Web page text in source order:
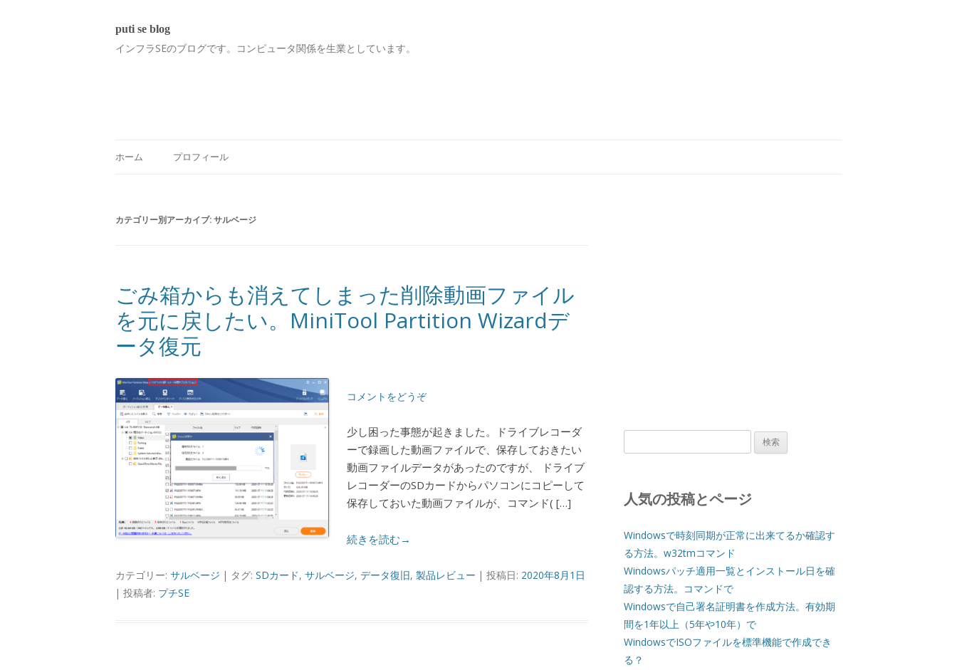
puti se blog
インフラSEのブログです。コンピュータ関係を生業としています。
ホーム プロフィール
カテゴリー別アーカイブ: サルベージ
ごみ箱からも消えてしまった削除動画ファイル
を元に戻したい。MiniTool Partition Wizardデ
ータ復元
コメントをどうぞ
少し困った事態が起きました。ドライブレコーダ
ーで録画した動画ファイルで、保存しておきたい
動画ファイルデータがあったのですが、 ドライブ
レコーダーのSDカードからパソコンにコピーして
保存しておいた動画ファイルが、コマンド( […]
続きを読む→
カテゴリー: サルベージ | タグ: SDカード, サルベージ, データ復旧, 製品レビュー | 投稿日: 2020年8月1日
| 投稿者: プチSE
索:
人気の投稿とページ
Windowsで時刻同期が正常に出来てるか確認す
る方法。w32tmコマンド
Windowsパッチ適用一覧とインストール日を確
認する方法。コマンドで
Windowsで自己署名証明書を作成方法。有効期
間を1年以上（5年や10年）で
WindowsでISOファイルを標準機能で作成でき
る？